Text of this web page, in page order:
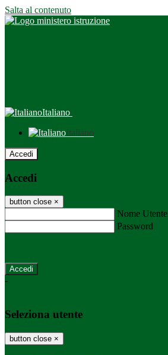
Salta al contenuto
Italiano
Italiano
Accedi
Accedi
button close ×
Nome Utente
Password
-
Seleziona utente
button close ×